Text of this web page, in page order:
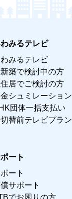
みるテレビ
みるテレビ
築で検討中の方
居でご検討の方
シュミレーション
団体一括支払い
替前テレビプラン
ート
ート
サポート
でお困りの方